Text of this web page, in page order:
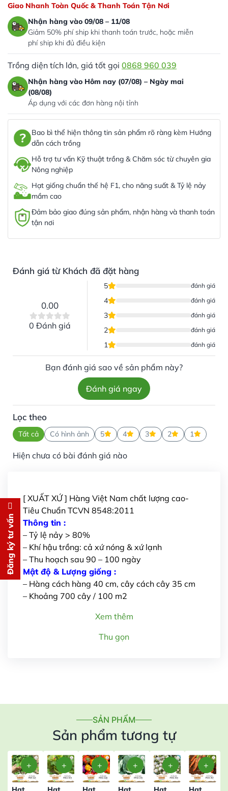
Giao Nhanh Toàn Quốc & Thanh Toán Tận Nơi
Nhận hàng vào 09/08 – 11/08
Giảm 50% phí ship khi thanh toán trước, hoặc miễn
phí ship khi đủ điều kiện
Trồng diện tích lớn, giá tốt gọi 0868 960 039
Nhận hàng vào Hôm nay (07/08) – Ngày mai
(08/08)
Áp dụng với các đơn hàng nội tỉnh
Bao bì thể hiện thông tin sản phẩm rõ ràng kèm Hướng
dẫn cách trồng
Hỗ trợ tư vấn Kỹ thuật trồng & Chăm sóc từ chuyên gia
Nông nghiệp
Hạt giống chuẩn thế hệ F1, cho năng suất & Tỷ lệ nảy
mầm cao
Đảm bảo giao đúng sản phẩm, nhận hàng và thanh toán
tận nơi
Đánh giá từ Khách đã đặt hàng
0.00
0 Đánh giá
5 đánh giá
4 đánh giá
3 đánh giá
2 đánh giá
1 đánh giá
Bạn đánh giá sao về sản phẩm này?
Đánh giá ngay
Lọc theo
Tất cả Có hình ảnh 5 4 3 2 1
Hiện chưa có bài đánh giá nào
[ XUẤT XỨ ] Hàng Việt Nam chất lượng cao-
Tiêu Chuẩn TCVN 8548:2011
Thông tin :
– Tỷ lệ nảy > 80%
– Khí hậu trồng: cả xứ nóng & xứ lạnh
– Thu hoạch sau 90 – 100 ngày
Mật độ & Lượng giống :
– Hàng cách hàng 40 cm, cây cách cây 35 cm
– Khoảng 700 cây / 100 m2
Xem thêm
Thu gọn
SẢN PHẨM
Sản phẩm tương tự
Đăng ký tư vấn Đăng ký tư vấn
Chúng tôi sẽ gọi lại tư vấn
PHÍ
cho bạn ngay lập tức